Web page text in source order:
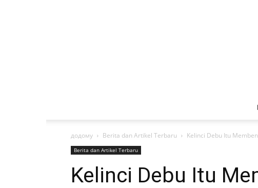
додому Berita dan Artikel Terbaru Kelinci Debu Itu
Berita dan Artikel Terbaru
Kelinci Debu Itu